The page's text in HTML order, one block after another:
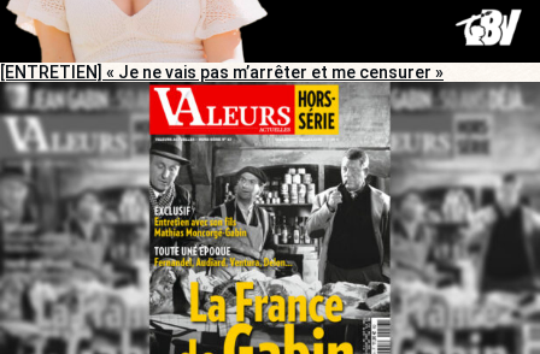
[ENTRETIEN] « Je ne vais pas m’arrêter et me censurer »